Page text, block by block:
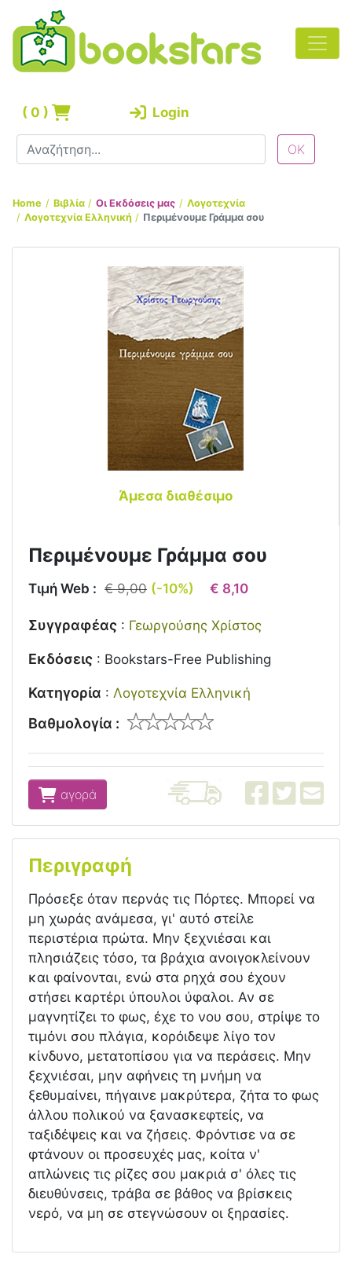
( 0 ) Login
Home Βιβλία Οι Εκδόσεις μας
Λογοτεχνία
Λογοτεχνία Ελληνική
Περιμένουμε Γράμμα σου
Άμεσα διαθέσιμο
Περιμένουμε Γράμμα σου
Τιμή Web : € 9,00 (-10%) € 8,10
Συγγραφέας : Γεωργούσης Χρίστος
Εκδόσεις : Bookstars-Free Publishing
Κατηγορία : Λογοτεχνία Ελληνική
Βαθμολογία :
αγορά
Περιγραφή
Πρόσεξε όταν περνάς τις Πόρτες. Μπορεί να
μη χωράς ανάμεσα, γι' αυτό στείλε
περιστέρια πρώτα. Μην ξεχνιέσαι και
πλησιάζεις τόσο, τα βράχια ανοιγοκλείνουν
και φαίνονται, ενώ στα ρηχά σου έχουν
στήσει καρτέρι ύπουλοι ύφαλοι. Αν σε
μαγνητίζει το φως, έχε το νου σου, στρίψε το
τιμόνι σου πλάγια, κορόιδεψε λίγο τον
κίνδυνο, μετατοπίσου για να περάσεις. Μην
ξεχνιέσαι, μην αφήνεις τη μνήμη να
ξεθυμαίνει, πήγαινε μακρύτερα, ζήτα το φως
άλλου πολικού να ξανασκεφτείς, να
ταξιδέψεις και να ζήσεις. Φρόντισε να σε
φτάνουν οι προσευχές μας, κοίτα ν'
απλώνεις τις ρίζες σου μακριά σ' όλες τις
διευθύνσεις, τράβα σε βάθος να βρίσκεις
νερό, να μη σε στεγνώσουν οι ξηρασίες.